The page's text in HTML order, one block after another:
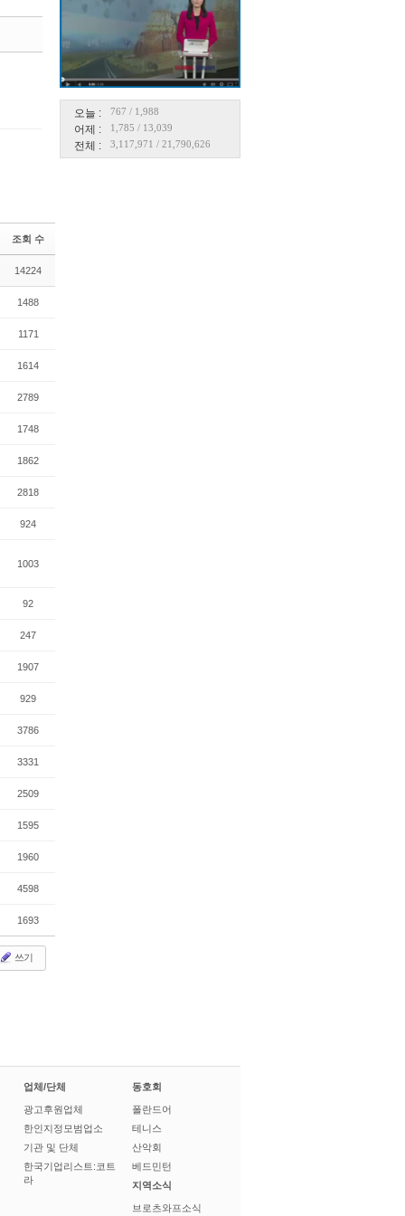
오늘 : 767 / 1,988
어제 : 1,785 / 13,039
전체 : 3,117,971 / 21,790,626
조회 수
14224
1488
1171
1614
2789
1748
1862
2818
924
1003
92
247
1907
929
3786
3331
2509
1595
1960
4598
1693
쓰기
업체/단체
광고후원업체
한인지정모범업소
기관 및 단체
한국기업리스트:코트
라
동호회
폴란드어
테니스
산악회
베드민턴
지역소식
브로츠와프소식